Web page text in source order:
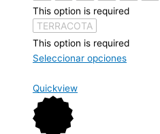
This option is required
TERRACOTA
This option is required
Seleccionar opciones
Quickview